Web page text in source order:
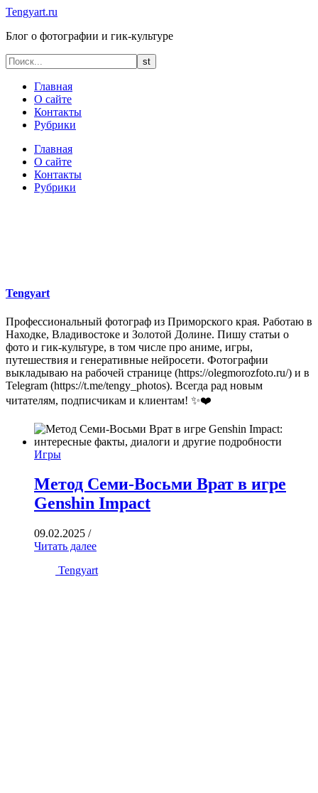
Tengyart.ru
Блог о фотографии и гик-культуре
Главная
О сайте
Контакты
Рубрики
Главная
О сайте
Контакты
Рубрики
Tengyart
Профессиональный фотограф из Приморского края. Работаю в
Находке, Владивостоке и Золотой Долине. Пишу статьи о
фото и гик-культуре, в том числе про аниме, игры,
путешествия и генеративные нейросети. Фотографии
выкладываю на рабочей странице (https://olegmorozfoto.ru/) и в
Telegram (https://t.me/tengy_photos). Всегда рад новым
читателям, подписчикам и клиентам! ✨❤️
Игры
Метод Семи-Восьми Врат в игре
Genshin Impact
09.02.2025 /
Читать далее
Tengyart